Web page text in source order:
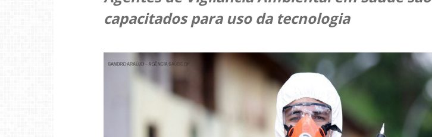
capacitados para uso da tecnologia